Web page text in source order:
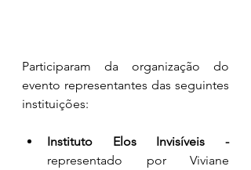
Participaram da organização do
evento representantes das seguintes
instituições:
Instituto Elos Invisíveis -
representado por Viviane